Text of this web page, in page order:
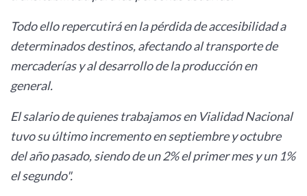
Todo ello repercutirá en la pérdida de accesibilidad a
determinados destinos, afectando al transporte de
mercaderías y al desarrollo de la producción en
general.
El salario de quienes trabajamos en Vialidad Nacional
tuvo su último incremento en septiembre y octubre
del año pasado, siendo de un 2% el primer mes y un 1%
el segundo".